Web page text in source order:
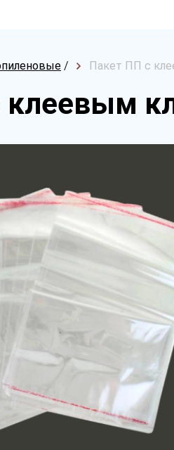
/ Пакет ПП с